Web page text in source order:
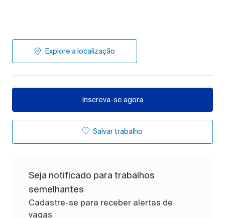
Explore a localização
Inscreva-se agora
Salvar trabalho
Seja notificado para trabalhos
semelhantes
Cadastre-se para receber alertas de
vagas